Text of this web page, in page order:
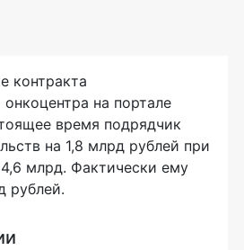
контракта
на портале
время подрядчик
на 1,8 млрд рублей при
млрд. Фактически ему
рублей.